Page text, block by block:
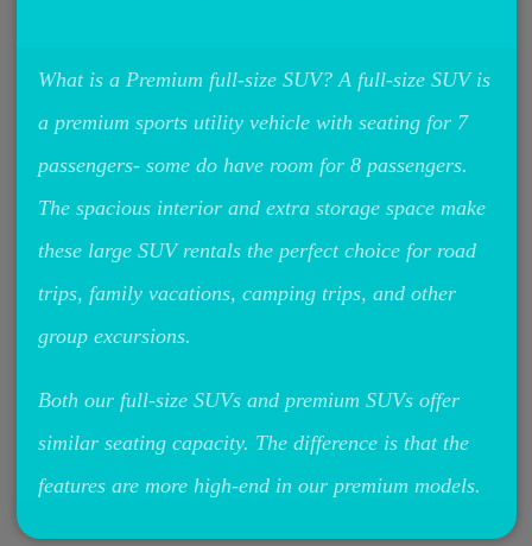
What is a Premium full-size SUV? A full-size SUV is
a premium sports utility vehicle with seating for 7
passengers- some do have room for 8 passengers.
The spacious interior and extra storage space make
these large SUV rentals the perfect choice for road
trips, family vacations, camping trips, and other
group excursions.
Both our full-size SUVs and premium SUVs offer
similar seating capacity. The difference is that the
features are more high-end in our premium models.